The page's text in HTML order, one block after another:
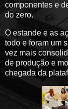
componentes e
do zero.
O estande e as
todo e foram um
vez mais
de produção e
chegada da